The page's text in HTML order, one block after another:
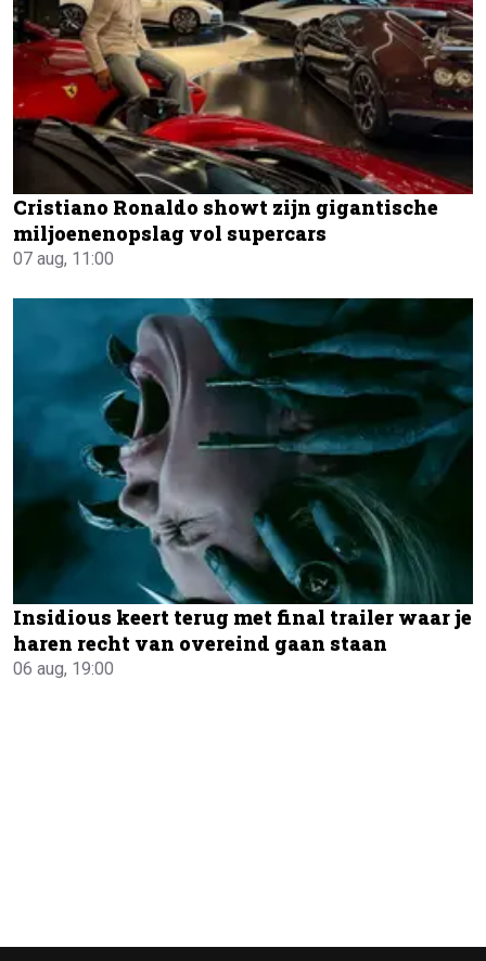
Cristiano Ronaldo showt zijn gigantische
miljoenenopslag vol supercars
07 aug, 11:00
Insidious keert terug met final trailer waar je
haren recht van overeind gaan staan
06 aug, 19:00